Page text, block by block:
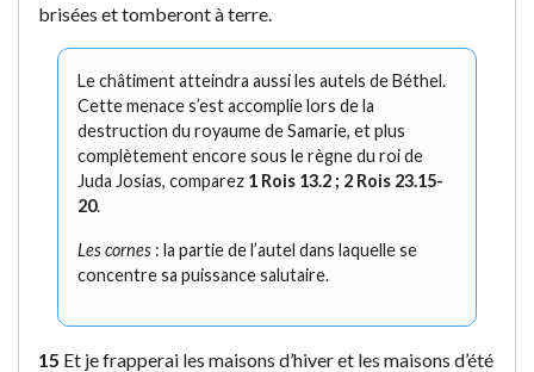
brisées et tomberont à terre.
Le châtiment atteindra aussi les autels de Béthel.
Cette menace s’est accomplie lors de la
destruction du royaume de Samarie, et plus
complètement encore sous le règne du roi de
Juda Josias, comparez 1 Rois 13.2 ; 2 Rois 23.15-
20.
Les cornes : la partie de l’autel dans laquelle se
concentre sa puissance salutaire.
15 Et je frapperai les maisons d’hiver et les maisons d’été